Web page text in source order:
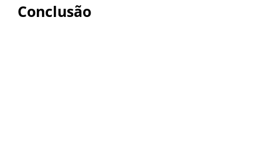
Conclusão